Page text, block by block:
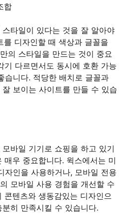
합
타일이 있다는 것을 잘 알아야
를 디자인할 때 색상과 글꼴을
의 스타일을 만드는 것이 중요
기 다르면서도 동시에 호환 가능
습니다. 적당한 배치로 글꼴과
보이는 사이트를 만들 수 있습
바일 기기로 쇼핑을 하고 있기
매우 중요합니다. 윅스에서는 미
자인을 사용하거나, 모바일 전용
모바일 사용 경험을 개선할 수
콘텐츠와 생동감있는 디자인으
히 만족시킬 수 있습니다.